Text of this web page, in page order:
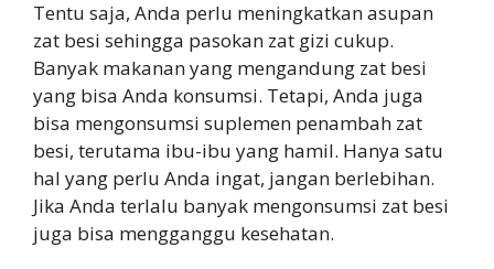
Tentu saja, Anda perlu meningkatkan asupan
zat besi sehingga pasokan zat gizi cukup.
Banyak makanan yang mengandung zat besi
yang bisa Anda konsumsi. Tetapi, Anda juga
bisa mengonsumsi suplemen penambah zat
besi, terutama ibu-ibu yang hamil. Hanya satu
hal yang perlu Anda ingat, jangan berlebihan.
Jika Anda terlalu banyak mengonsumsi zat besi
juga bisa mengganggu kesehatan.